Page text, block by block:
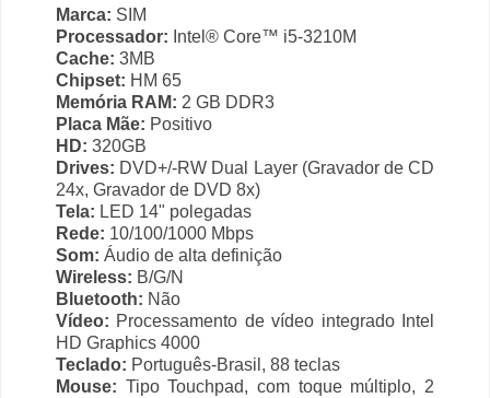
Marca: SIM
Processador: Intel® Core™ i5-3210M
Cache: 3MB
Chipset: HM 65
Memória RAM: 2 GB DDR3
Placa Mãe: Positivo
HD: 320GB
Drives: DVD+/-RW Dual Layer (Gravador de CD
24x, Gravador de DVD 8x)
Tela: LED 14" polegadas
Rede: 10/100/1000 Mbps
Som: Áudio de alta definição
Wireless: B/G/N
Bluetooth: Não
Vídeo: Processamento de vídeo integrado Intel
HD Graphics 4000
Teclado: Português-Brasil, 88 teclas
Mouse: Tipo Touchpad, com toque múltiplo, 2